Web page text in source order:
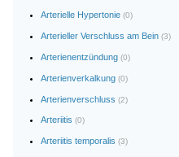
Arterielle Hypertonie (0)
Arterieller Verschluss am Bein (3)
Arterienentzündung (0)
Arterienverkalkung (0)
Arterienverschluss (2)
Arteriitis (0)
Arteriitis temporalis (3)